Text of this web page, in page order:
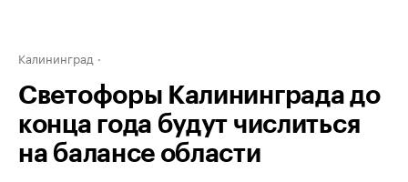
Калининград
Светофоры Калининграда до
конца года будут числиться
на балансе области